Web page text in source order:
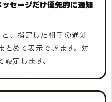
セージだけ優先的に通知
、指定した相手の通知
とめて表示できます。対
定します。